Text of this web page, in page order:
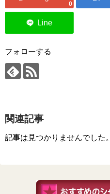
0
フォローする
関連記事
記事は見つかりませんでした。